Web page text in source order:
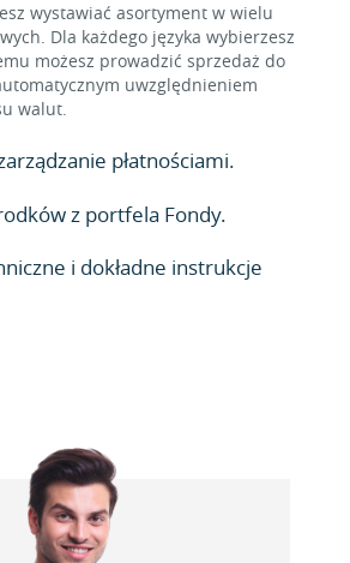
wystawiać asortyment w wielu
Dla każdego języka wybierzesz
możesz prowadzić sprzedaż do
uwzględnieniem
walut.
płatnościami.
z portfela Fondy.
i dokładne instrukcje